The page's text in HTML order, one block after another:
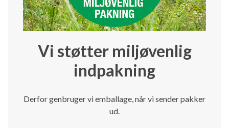
Vi støtter miljøvenlig
indpakning
Derfor genbruger vi emballage, når vi sender pakker
ud.